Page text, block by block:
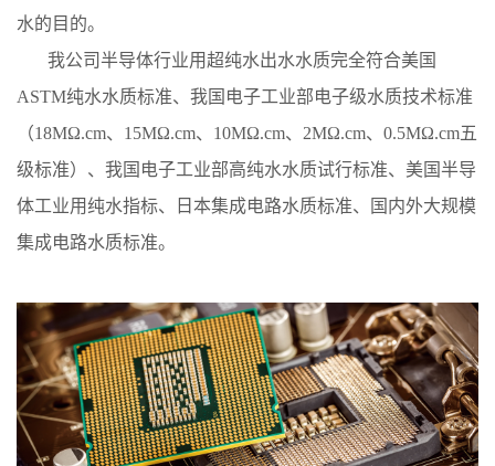
水的目的。
我公司半导体行业用超纯水出水水质完全符合美国
ASTM纯水水质标准、我国电子工业部电子级水质技术标准
（18MΩ.cm、15MΩ.cm、10MΩ.cm、2MΩ.cm、0.5MΩ.cm五
级标准）、我国电子工业部高纯水水质试行标准、美国半导
体工业用纯水指标、日本集成电路水质标准、国内外大规模
集成电路水质标准。